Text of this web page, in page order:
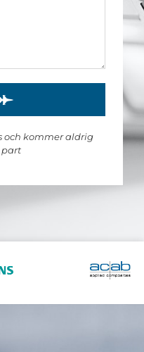
och kommer aldrig
part